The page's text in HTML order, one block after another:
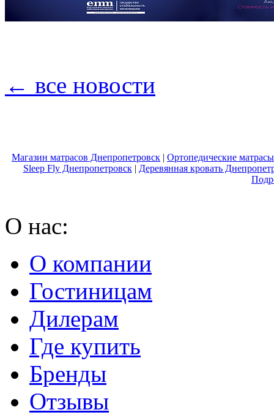
← все новости
Магазин матрасов Днепропетровск | Ортопедические
Sleep Fly Днепропетровск| Деревянная кровать
О нас:
О компании
Гостиницам
Дилерам
Где купить
Бренды
Отзывы